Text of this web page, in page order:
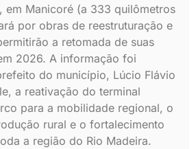
em Manicoré (a 333 quilômetros
por obras de reestruturação e
a retomada de suas
2026. A informação foi
do município, Lúcio Flávio
a reativação do terminal
para a mobilidade regional, o
rural e o fortalecimento
a região do Rio Madeira.